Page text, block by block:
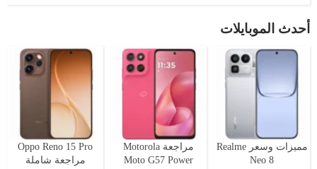
أحدث الموبايلات
مميزات وسعر Realme
Neo 8
مراجعة Motorola
Moto G57 Power
Oppo Reno 15 Pro
مراجعة شاملة